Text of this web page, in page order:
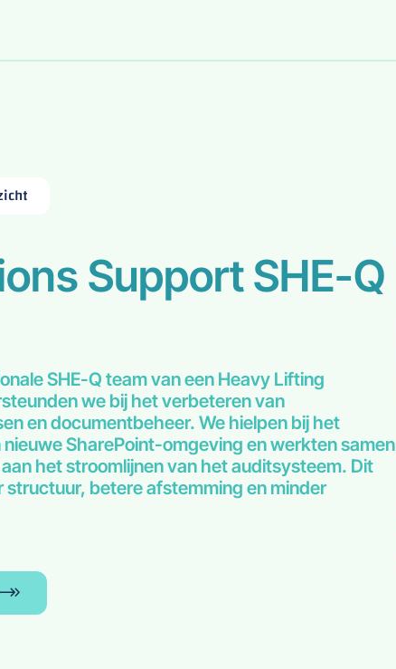
Support SHE-Q
SHE-Q team van een Heavy Lifting
we bij het verbeteren van
en documentbeheer. We hielpen bij het
SharePoint-omgeving en werkten samen
het stroomlijnen van het auditsysteem. Dit
structuur, betere afstemming en minder